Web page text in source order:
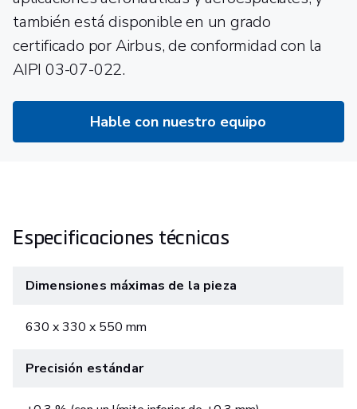
también está disponible en un grado
certificado por Airbus, de conformidad con la
AIPI 03-07-022.
Hable con nuestro equipo
Especificaciones técnicas
Dimensiones máximas de la pieza
630 x 330 x 550 mm
Precisión estándar